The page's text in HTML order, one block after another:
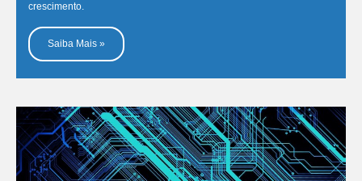
crescimento.
Saiba Mais »